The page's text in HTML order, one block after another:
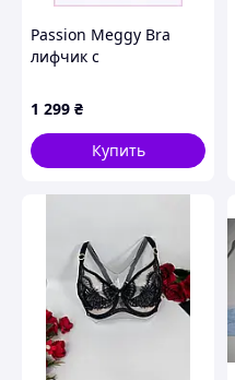
Passion Meggy Bra
лифчик с
стрепами 644H8B402B
1 299 ₴
Купить